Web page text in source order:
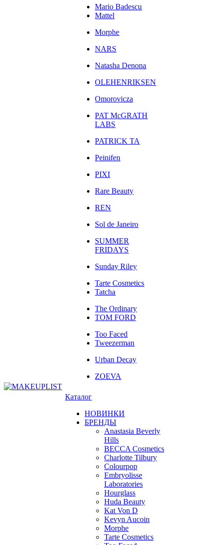
Mario Badescu
Mattel
Morphe
NARS
Natasha Denona
OLEHENRIKSEN
Omorovicza
PAT McGRATH
LABS
PATRICK TA
Peinifen
PIXI
Rare Beauty
REN
Sol de Janeiro
SUMMER
FRIDAYS
Sunday Riley
Tarte Cosmetics
Tatcha
The Ordinary
TOM FORD
Too Faced
Tweezerman
Urban Decay
ZOEVA
Каталог
НОВИНКИ
БРЕНДЫ
Anastasia Beverly
Hills
BECCA Cosmetics
Charlotte Tilbury
Colourpop
Embryolisse
Laboratories
Hourglass
Huda Beauty
Kat Von D
Kevyn Aucoin
Morphe
Tarte Cosmetics